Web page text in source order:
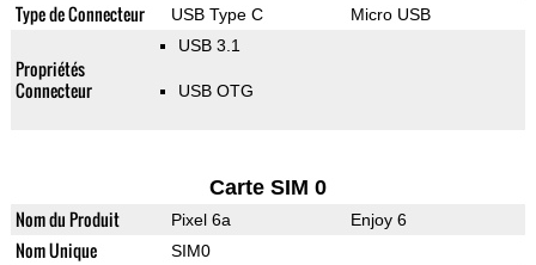
Type de Connecteur USB Type C Micro USB
Propriétés
Connecteur
USB 3.1
USB OTG
Carte SIM 0
Nom du Produit Pixel 6a Enjoy 6
Nom Unique SIM0